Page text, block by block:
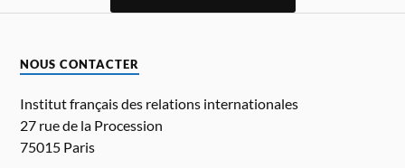
NOUS CONTACTER
Institut français des relations internationales
27 rue de la Procession
75015 Paris